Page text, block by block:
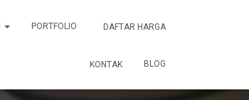
PORTFOLIO DAFTAR HARGA
KONTAK BLOG